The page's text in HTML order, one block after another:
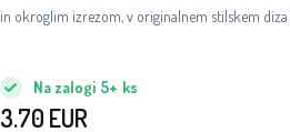
in okroglim izrezom, v originalnem stilskem diza
Na zalogi 5+ ks
3.70 EUR